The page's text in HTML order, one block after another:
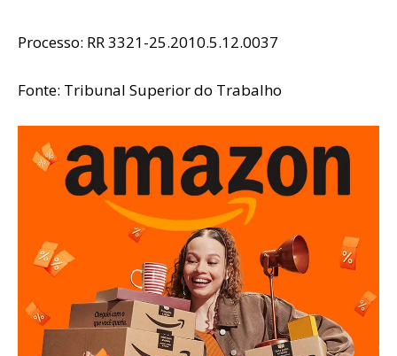
Processo: RR 3321-25.2010.5.12.0037
Fonte: Tribunal Superior do Trabalho